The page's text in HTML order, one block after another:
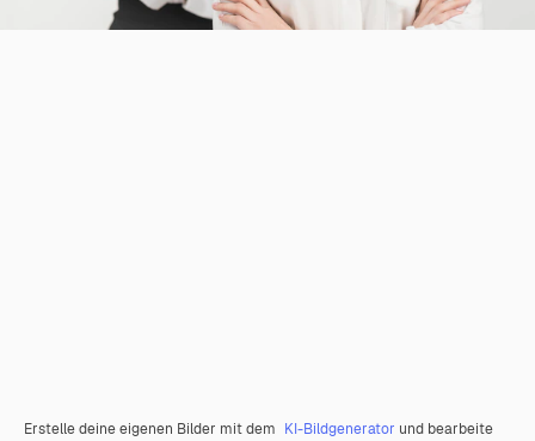
Erstelle deine eigenen Bilder mit dem KI-Bildgenerator und bearbeite